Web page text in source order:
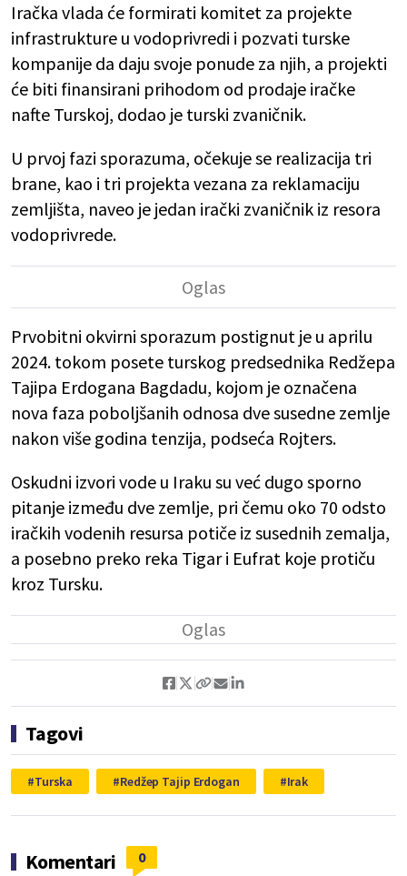
Iračka vlada će formirati komitet za projekte
infrastrukture u vodoprivredi i pozvati turske
kompanije da daju svoje ponude za njih, a projekti
će biti finansirani prihodom od prodaje iračke
nafte Turskoj, dodao je turski zvaničnik.
U prvoj fazi sporazuma, očekuje se realizacija tri
brane, kao i tri projekta vezana za reklamaciju
zemljišta, naveo je jedan irački zvaničnik iz resora
vodoprivrede.
Prvobitni okvirni sporazum postignut je u aprilu
2024. tokom posete turskog predsednika Redžepa
Tajipa Erdogana Bagdadu, kojom je označena
nova faza poboljšanih odnosa dve susedne zemlje
nakon više godina tenzija, podseća Rojters.
Oskudni izvori vode u Iraku su već dugo sporno
pitanje između dve zemlje, pri čemu oko 70 odsto
iračkih vodenih resursa potiče iz susednih zemalja,
a posebno preko reka Tigar i Eufrat koje protiču
kroz Tursku.
Tagovi
Turska Redžep Tajip Erdogan Irak
Komentari 0